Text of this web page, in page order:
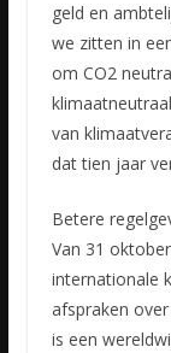
geld en
we zitten in
om CO2
van
dat tien jaar
Betere
Van 31
internationale
afspraken
is een